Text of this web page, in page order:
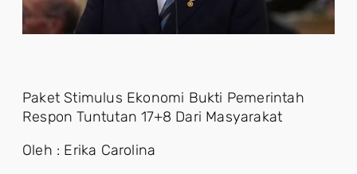
Paket Stimulus Ekonomi Bukti Pemerintah
Respon Tuntutan 17+8 Dari Masyarakat
Oleh : Erika Carolina